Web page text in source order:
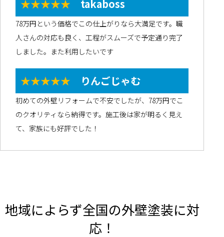
★★★★★ takaboss
78万円という価格でこの仕上がりなら大満足です。職
人さんの対応も良く、工程がスムーズで予定通り完了
しました。また利用したいです
★★★★★ りんごじゃむ
初めての外壁リフォームで不安でしたが、78万円でこ
のクオリティなら納得です。施工後は家が明るく見え
て、家族にも好評でした！
地域によらず全国の外壁塗装に対
応！